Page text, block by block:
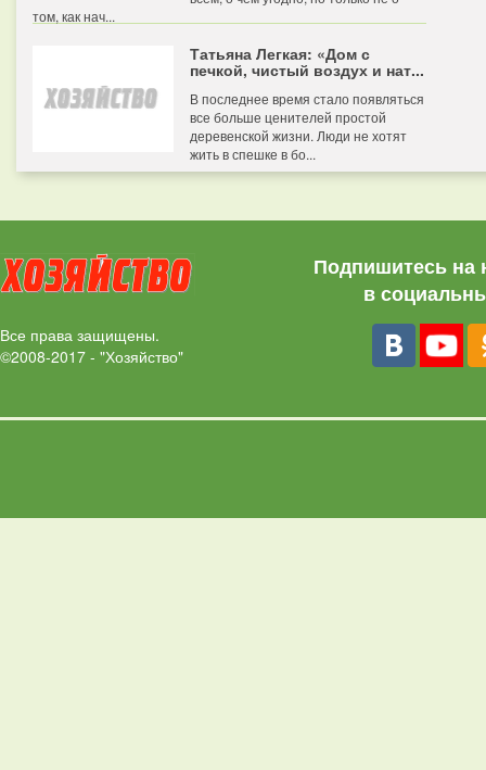
том, как нач...
Татьяна Легкая: «Дом с
печкой, чистый воздух и нат...
В последнее время стало появляться
все больше ценителей простой
деревенской жизни. Люди не хотят
жить в спешке в бо...
Все права защищены.
©2008-2017 - "Хозяйство"
Подпишитесь на
в